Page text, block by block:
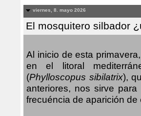
viernes, 8. mayo 2026
El mosquitero silbador
Al inicio de esta
en el litoral
(Phylloscopus sibilatrix),
anteriores, nos sirve
frecuéncia de aparición